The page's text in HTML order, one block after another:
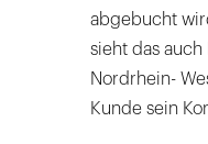
abgebucht
sieht das
Nordrhein-
Kunde sein